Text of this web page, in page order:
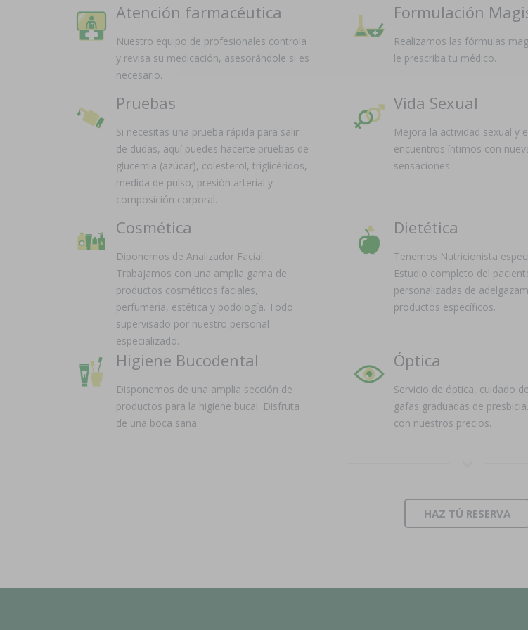
Atención farmacéutica
Nuestro equipo de profesionales controla
y revisa su medicación, asesorándole si es
necesario.
Formulación
Realizamos las fórmulas
le prescriba tu médico.
Pruebas
Si necesitas una prueba rápida para salir
de dudas, aquí puedes hacerte pruebas de
glucemia (azúcar), colesterol, triglicéridos,
medida de pulso, presión arterial y
composición corporal.
Vida Sexual
Mejora la actividad sexual y
encuentros íntimos con
sensaciones.
Cosmética
Diponemos de Analizador Facial.
Trabajamos con una amplia gama de
productos cosméticos faciales,
perfumería, estética y podología. Todo
supervisado por nuestro personal
especializado.
Dietética
Tenemos Nutricionista
Estudio completo del
personalizadas de
productos específicos.
Higiene Bucodental
Disponemos de una amplia sección de
productos para la higiene bucal. Disfruta
de una boca sana.
Óptica
Servicio de óptica, cuidado
gafas graduadas de
con nuestros precios.
HAZ TÚ RESERVA